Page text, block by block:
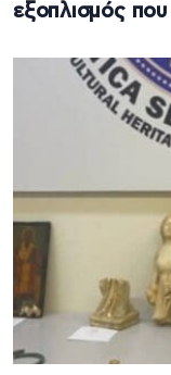
εξοπλισμός